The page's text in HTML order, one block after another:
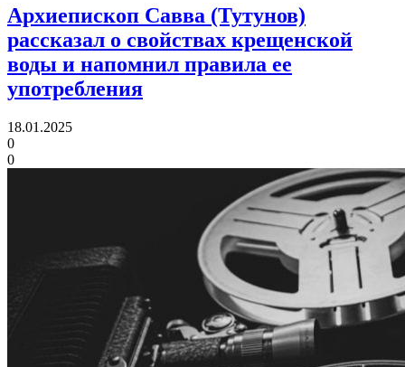
Архиепископ Савва (Тутунов)
рассказал о свойствах крещенской
воды и напомнил правила ее
употребления
18.01.2025
0
0